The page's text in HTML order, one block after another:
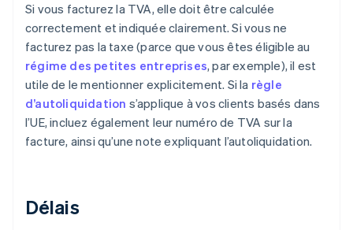
Si vous facturez la TVA, elle doit être calculée
correctement et indiquée clairement. Si vous ne
facturez pas la taxe (parce que vous êtes éligible au
régime des petites entreprises, par exemple), il est
utile de le mentionner explicitement. Si la règle
d’autoliquidation s’applique à vos clients basés dans
l’UE, incluez également leur numéro de TVA sur la
facture, ainsi qu’une note expliquant l’autoliquidation.
Délais